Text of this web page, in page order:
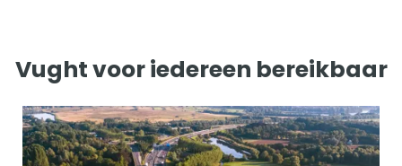
Vught voor iedereen bereikbaar
M
e
t